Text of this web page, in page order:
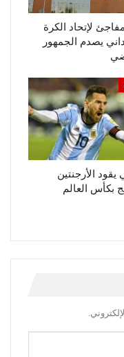
لإتحاد الكرة
يصدم الجمهور
الأرجنتين
بكأس العالم